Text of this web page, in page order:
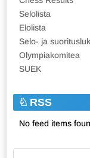
Selolista
Elolista
Selo- ja
Olympiakomitea
SUEK
RSS
No feed items